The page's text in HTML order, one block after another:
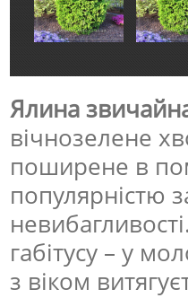
Ялина
вічнозелене
поширене в
популярністю
габітусу – у
з віком